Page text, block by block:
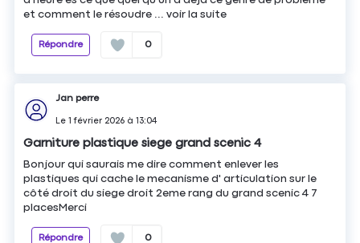
et comment le résoudre ...voir la suite
Répondre 0
Jan perre
Le1 février 2026 à13:04
Garniture plastique siege grand scenic 4
Bonjour qui saurais me dire comment enlever les
plastiques qui cache le mecanisme d' articulation sur le
côté droit du siege droit 2eme rang du grand scenic 4 7
placesMerci
Répondre 0